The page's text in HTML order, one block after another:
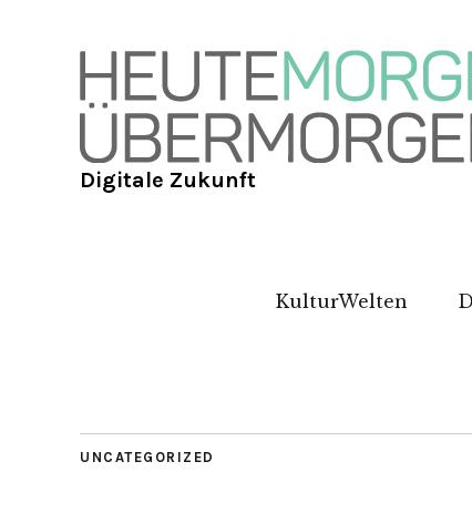
Digitale Zukunft
KulturWelten
UNCATEGORIZED